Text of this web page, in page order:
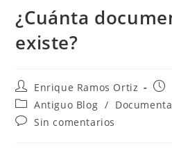
¿Cuánta
existe?
Autor
de
la
entrada:
Enrique Ramos Ortiz
de
la
Categoría
de
la
Antiguo Blog /
Comentarios
Sin comentarios